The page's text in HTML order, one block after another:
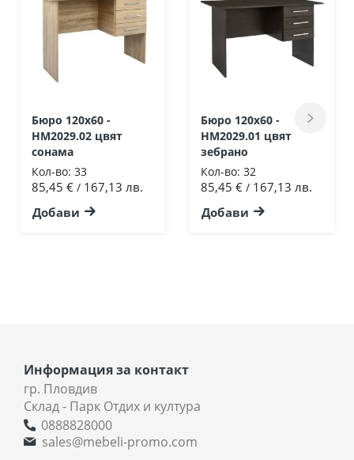
Бюро 120x60 -
HM2029.02 цвят
сонама
Кол-во: 33
85,45 € / 167,13 лв.
Добави
Бюро 120x60 -
HM2029.01 цвят
зебрано
Кол-во: 32
85,45 € / 167,13 лв.
Добави
Информация за контакт
гр. Пловдив
Склад - Парк Отдих и култура
0888828000
sales@mebeli-promo.com